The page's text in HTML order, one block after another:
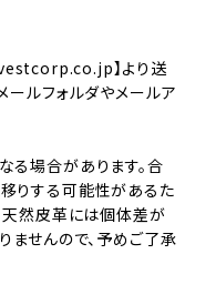
】より送
ールフォルダやメールア
場合があります。合
りする可能性があるた
天然皮革には個体差が
ませんので、予めご了承